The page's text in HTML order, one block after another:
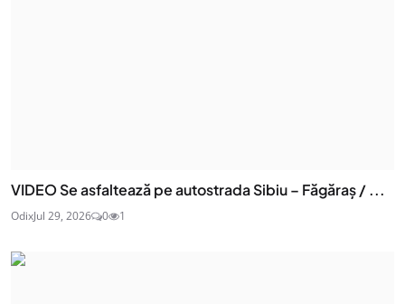
VIDEO Se asfaltează pe autostrada Sibiu – Făgăraș / ...
OdixJul 29, 2026 0 1